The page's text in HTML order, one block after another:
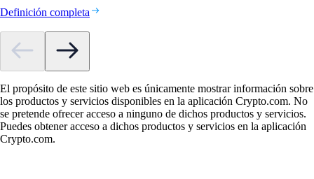
Definición completa
El propósito de este sitio web es únicamente mostrar información sobre
los productos y servicios disponibles en la aplicación Crypto.com. No
se pretende ofrecer acceso a ninguno de dichos productos y servicios.
Puedes obtener acceso a dichos productos y servicios en la aplicación
Crypto.com.